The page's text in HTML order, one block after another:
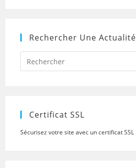
Rechercher Une Actualité
Certificat SSL
Sécurisez votre site avec un certificat SSL